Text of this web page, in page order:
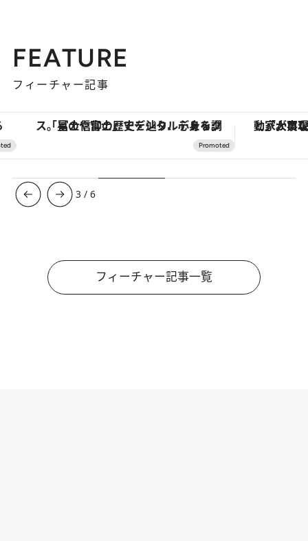
FEATURE
フィーチャー記事
「星のや富士」でデジタルデトックス。冨士信仰の歴史を辿り、心身を調える。
3 /6
フィーチャー記事一覧